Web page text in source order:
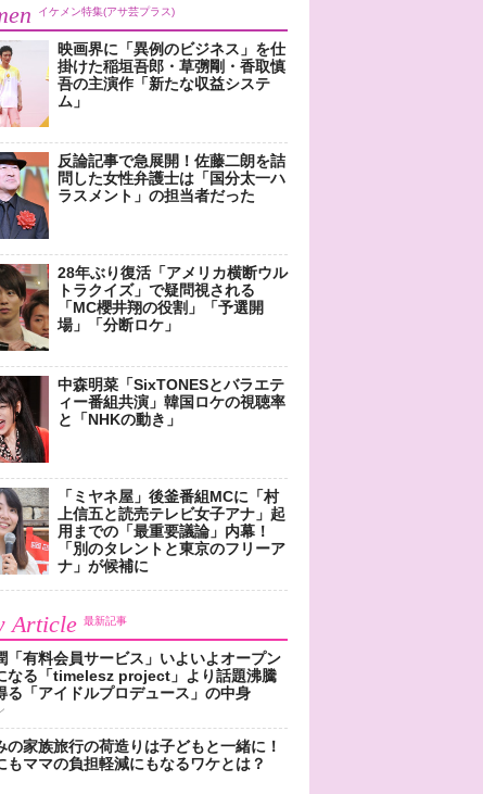
イケメン特集(アサ芸プラス)
映画界に「異例のビジネス」を仕
掛けた稲垣吾郎・草彅剛・香取慎
吾の主演作「新たな収益システ
ム」
反論記事で急展開！佐藤二朗を詰
問した女性弁護士は「国分太一ハ
ラスメント」の担当者だった
28年ぶり復活「アメリカ横断ウル
トラクイズ」で疑問視される
「MC櫻井翔の役割」「予選開
場」「分断ロケ」
中森明菜「SixTONESとバラエテ
ィー番組共演」韓国ロケの視聴率
と「NHKの動き」
「ミヤネ屋」後釜番組MCに「村
上信五と読売テレビ女子アナ」起
用までの「最重要議論」内幕！
「別のタレントと東京のフリーア
ナ」が候補に
Article 最新記事
「有料会員サービス」いよいよオープン
なる「timelesz project」より話題沸騰
る「アイドルプロデュース」の中身
の家族旅行の荷造りは子どもと一緒に！
もママの負担軽減にもなるワケとは？